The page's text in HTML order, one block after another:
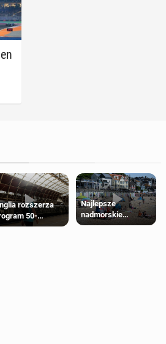
rozszerza
50-
Najlepsze
nadmorskie
miasteczko blisko